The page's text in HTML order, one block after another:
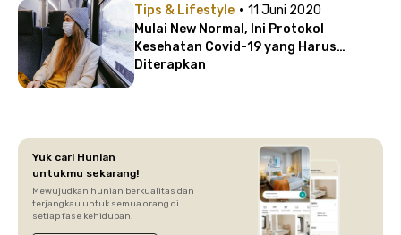
Tips & Lifestyle · 11 Juni 2020
Mulai New Normal, Ini Protokol
Kesehatan Covid-19 yang Harus
Diterapkan
Yuk cari Hunian
untukmu sekarang!
Mewujudkan hunian berkualitas dan
terjangkau untuk semua orang di
setiap fase kehidupan.